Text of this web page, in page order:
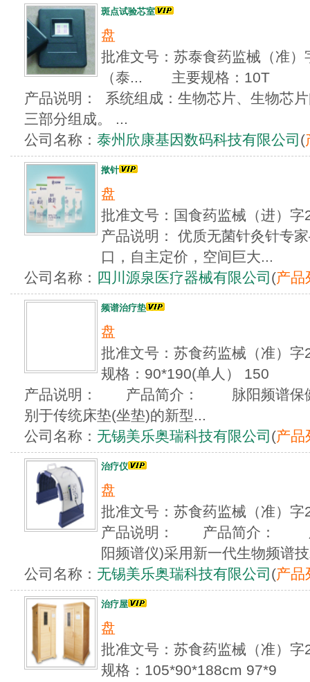
斑点试验芯室
盘
批准文号：苏泰食药监械（准
（泰... 主要规格：10T
产品说明： 系统组成：生物芯片、生物芯
三部分组成。 ...
公司名称： 泰州欣康基因数码科技有限公司 (
揿针
盘
批准文号：国食药监械（进
产品说明： 优质无菌针灸针专
口，自主定价，空间巨大...
公司名称： 四川源泉医疗器械有限公司 (产品
频谱治疗垫
盘
批准文号：苏食药监械（准
规格：90*190(单人） 150
产品说明： 产品简介： 脉阳频谱保健
别于传统床垫(坐垫)的新型...
公司名称： 无锡美乐奥瑞科技有限公司 (产品
治疗仪
盘
批准文号：苏食药监械（准
产品说明： 产品简介： 脉
阳频谱仪)采用新一代生物频谱
公司名称： 无锡美乐奥瑞科技有限公司 (产品
治疗屋
盘
批准文号：苏食药监械（准
规格：105*90*188cm 97*9